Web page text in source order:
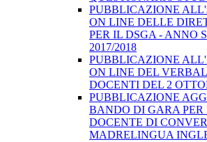
PUBBLICAZIONE
ON LINE DELLE
PER IL DSGA - ANNO
2017/2018
PUBBLICAZIONE
ON LINE DEL
DOCENTI DEL 2
PUBBLICAZIONE
BANDO DI GARA
DOCENTE DI
MADRELINGUA